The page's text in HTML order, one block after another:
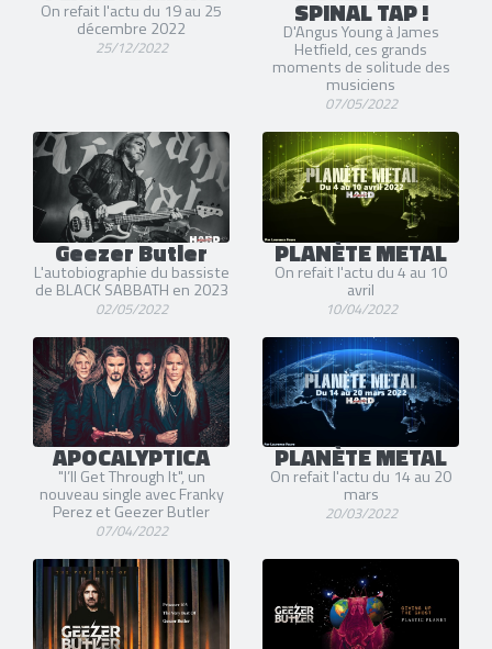
On refait l'actu du 19 au 25
décembre 2022
25/12/2022
SPINAL TAP !
D'Angus Young à James
Hetfield, ces grands
moments de solitude des
musiciens
07/05/2022
Geezer Butler
L'autobiographie du bassiste
de BLACK SABBATH en 2023
02/05/2022
PLANÈTE METAL
On refait l'actu du 4 au 10
avril
10/04/2022
APOCALYPTICA
"I’ll Get Through It", un
nouveau single avec Franky
Perez et Geezer Butler
07/04/2022
PLANÈTE METAL
On refait l'actu du 14 au 20
mars
20/03/2022